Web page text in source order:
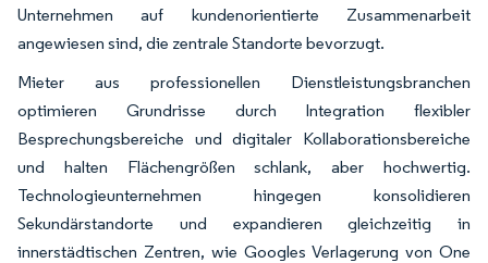
Unternehmen auf kundenorientierte Zusammenarbeit
angewiesen sind, die zentrale Standorte bevorzugt.
Mieter aus professionellen Dienstleistungsbranchen
optimieren Grundrisse durch Integration flexibler
Besprechungsbereiche und digitaler Kollaborationsbereiche
und halten Flächengrößen schlank, aber hochwertig.
Technologieunternehmen hingegen konsolidieren
Sekundärstandorte und expandieren gleichzeitig in
innerstädtischen Zentren, wie Googles Verlagerung von One